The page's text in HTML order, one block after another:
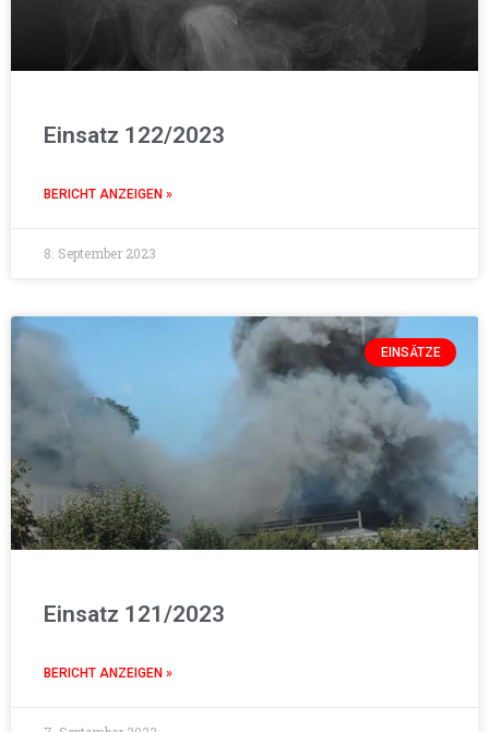
Einsatz 122/2023
BERICHT ANZEIGEN »
8. September 2023
EINSÄTZE
Einsatz 121/2023
BERICHT ANZEIGEN »